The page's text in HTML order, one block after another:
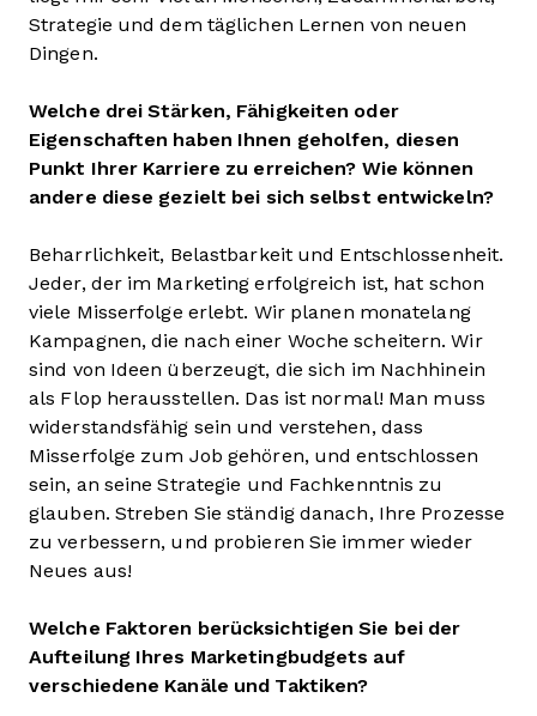
Strategie und dem täglichen Lernen von neuen
Dingen.
Welche drei Stärken, Fähigkeiten oder
Eigenschaften haben Ihnen geholfen, diesen
Punkt Ihrer Karriere zu erreichen? Wie können
andere diese gezielt bei sich selbst entwickeln?
Beharrlichkeit, Belastbarkeit und Entschlossenheit.
Jeder, der im Marketing erfolgreich ist, hat schon
viele Misserfolge erlebt. Wir planen monatelang
Kampagnen, die nach einer Woche scheitern. Wir
sind von Ideen überzeugt, die sich im Nachhinein
als Flop herausstellen. Das ist normal! Man muss
widerstandsfähig sein und verstehen, dass
Misserfolge zum Job gehören, und entschlossen
sein, an seine Strategie und Fachkenntnis zu
glauben. Streben Sie ständig danach, Ihre Prozesse
zu verbessern, und probieren Sie immer wieder
Neues aus!
Welche Faktoren berücksichtigen Sie bei der
Aufteilung Ihres Marketingbudgets auf
verschiedene Kanäle und Taktiken?